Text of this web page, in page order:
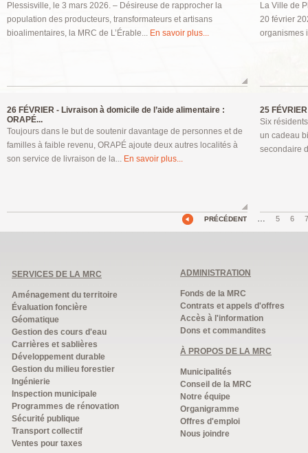
Plessisville, le 3 mars 2026. – Désireuse de rapprocher la
population des producteurs, transformateurs et artisans
bioalimentaires, la MRC de L’Érable... En savoir plus...
La Ville de
20 février
organismes
26 FÉVRIER - Livraison à domicile de l’aide alimentaire :
ORAPÉ...
Toujours dans le but de soutenir davantage de personnes et de
familles à faible revenu, ORAPÉ ajoute deux autres localités à
son service de livraison de la... En savoir plus...
25
Six
un cadeau
secondaire
PRÉCÉDENT … 5 6 7
SERVICES DE LA MRC
Aménagement du territoire
Évaluation foncière
Géomatique
Gestion des cours d'eau
Carrières et sablières
Développement durable
Gestion du milieu forestier
Ingénierie
Inspection municipale
Programmes de rénovation
Sécurité publique
Transport collectif
Ventes pour taxes
ADMINISTRATION
Fonds de la MRC
Contrats et appels d'offres
Accès à l'information
Dons et commandites
À PROPOS DE LA MRC
Municipalités
Conseil de la MRC
Notre équipe
Organigramme
Offres d'emploi
Nous joindre